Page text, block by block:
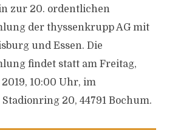
zur 20. ordentlichen
der thyssenkrupp AG mit
und Essen. Die
findet statt am Freitag,
10:00 Uhr, im
20, 44791 Bochum.